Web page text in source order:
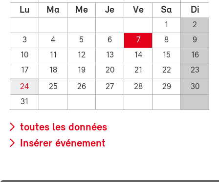
Lu Ma Me Je Ve Sa Di
1
2
3
4 5 6 7 8
9
10
11 12 13 14 15
16
17
18 19 20 21 22
23
24
25 26 27 28 29
30
31
toutes les données
Insérer événement